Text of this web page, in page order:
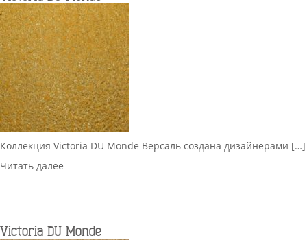
Коллекция Victoria DU Monde Версаль создана дизайнерами […]
Читать далее
Victoria DU Monde